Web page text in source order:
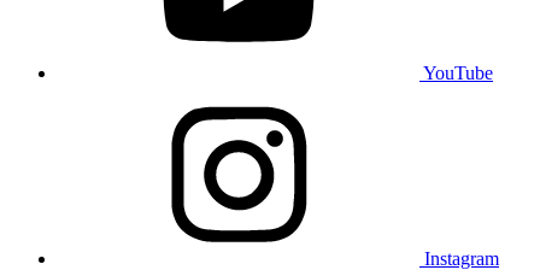
YouTube
Instagram